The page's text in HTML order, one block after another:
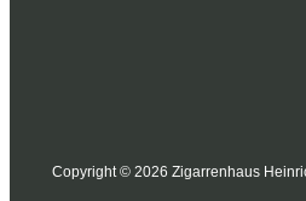
Copyright © 2026 Zigarrenhaus